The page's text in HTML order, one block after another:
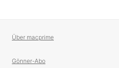
Über macprime
Gönner-Abo